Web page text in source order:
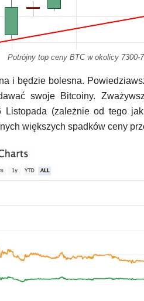
Potrójny top ceny BTC w okolicy 7300-
i będzie bolesna.
swoje Bitcoiny.
Listopada (zależnie od tego
większych spadków ceny